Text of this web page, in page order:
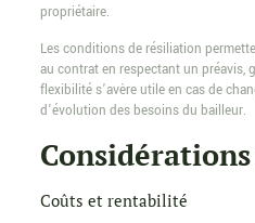
propriétaire.
Les conditions de résiliation
au contrat en respectant un préavis,
flexibilité s’avère utile en cas de
d’évolution des besoins du bailleur.
Coûts et rentabilité